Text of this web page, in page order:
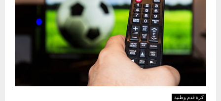
كرة قدم وطنية